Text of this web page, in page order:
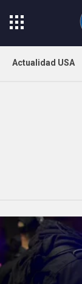
Actualidad USA